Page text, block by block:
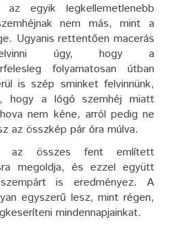
egyik legkellemetlenebb
nem más, mint a
Ugyanis rettentően macerás
felvinni úgy, hogy a
folyamatosan útban
is szép sminket felvinnünk,
hogy a lógó szemhéj miatt
nem kéne, arról pedig ne
az összkép pár óra múlva.
az összes fent említett
megoldja, és ezzel együtt
is eredményez. A
egyszerű lesz, mint régen,
mindennapjainkat.